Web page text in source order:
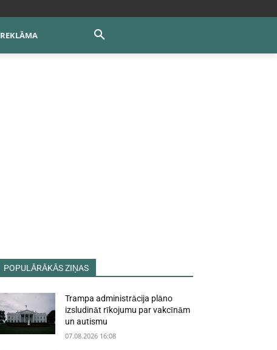
REKLĀMA
POPULĀRĀKĀS ZIŅAS
Trampa administrācija plāno
izsludināt rīkojumu par vakcīnām
un autismu
07.08.2026 16:08